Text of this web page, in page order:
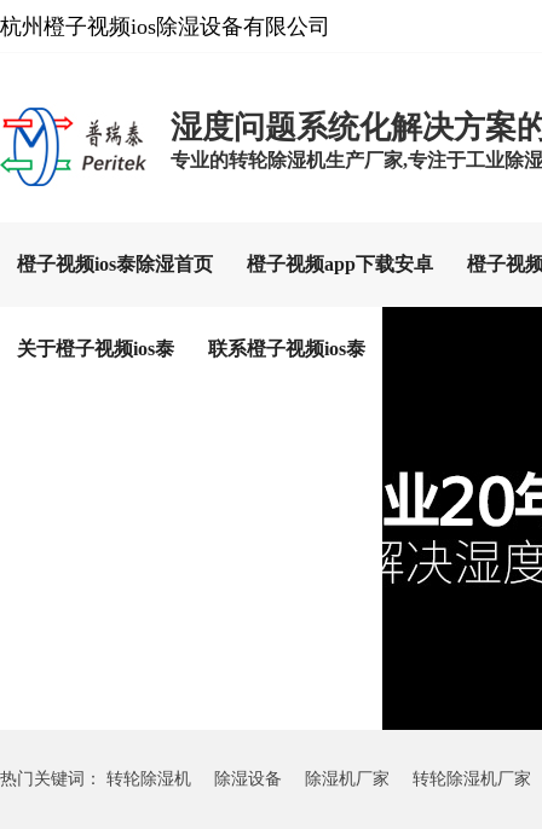
杭州橙子视频ios除湿设备有限公司
湿度问题系统化解决方案
专业的转轮除湿机生产厂家,专注于工业除湿设
橙子视频ios泰除湿首页 橙子视频app下载安卓 橙子视
关于橙子视频ios泰 联系橙子视频ios泰
热门关键词： 转轮除湿机 除湿设备 除湿机厂家 转轮除湿机厂家